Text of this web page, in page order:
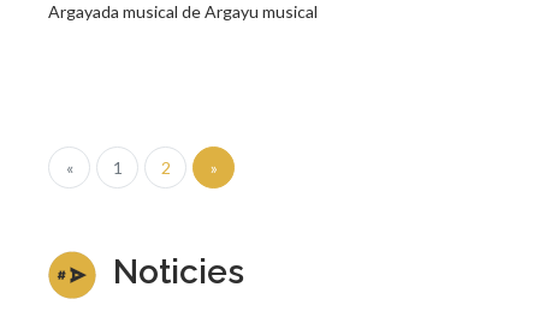
Argayada musical de Argayu musical
« 1 2 »
Noticies